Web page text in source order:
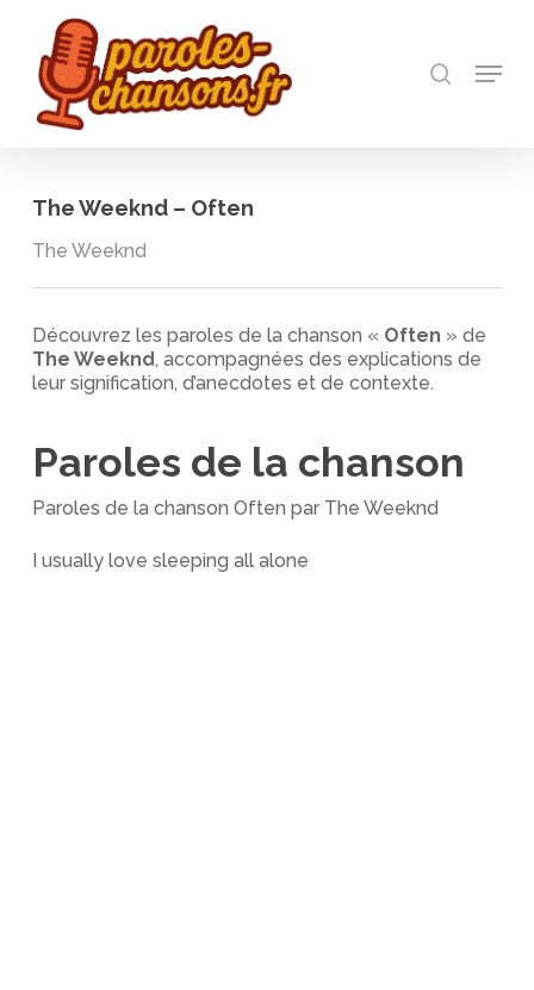
main
content
Menu
The Weeknd – Often
The Weeknd
Découvrez les paroles de la chanson « Often » de
The Weeknd, accompagnées des explications de
leur signification, d’anecdotes et de contexte.
Paroles de la chanson
Paroles de la chanson Often par The Weeknd
I usually love sleeping all alone
Close